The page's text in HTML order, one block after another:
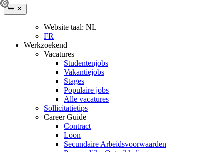
Website taal: NL
FR
Werkzoekend
Vacatures
Studentenjobs
Vakantiejobs
Stages
Populaire jobs
Alle vacatures
Sollicitatietips
Career Guide
Contract
Loon
Secundaire Arbeidsvoorwaarden